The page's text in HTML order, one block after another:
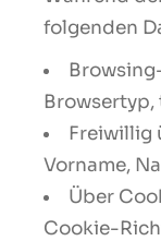
folgenden
Browsertyp,
Freiwillig
Vorname,
Über
Cookie-